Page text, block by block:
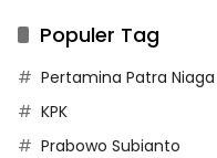
Populer Tag
Pertamina Patra Niaga
KPK
Prabowo Subianto